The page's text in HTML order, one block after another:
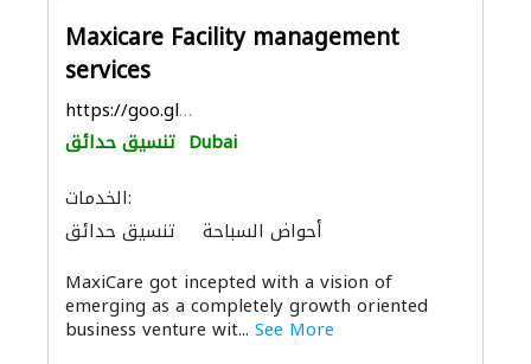
Maxicare Facility management
services
https://goo.gl/maps/AiD84Hpf2LxVdwTz8
تنسيق حدائق Dubai
الخدمات:
تنسيق حدائق
أحواض السباحة
الصيانة الكهربائية مكافحة الحشرات
نقل اثاث الدهان خزانات المياه
الموبيليا والنجارة الديكور الداخلي
MaxiCare got incepted with a vision of
emerging as a completely growth oriented
business venture wit... See More